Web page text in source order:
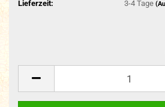
Lieferzeit:
3-4 Tage